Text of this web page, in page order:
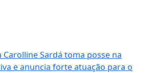
Sardá toma posse na
e anuncia forte atuação para o